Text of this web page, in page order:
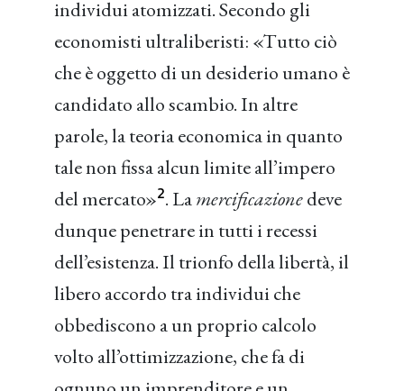
individui atomizzati. Secondo gli
economisti ultraliberisti: «Tutto ciò
che è oggetto di un desiderio umano è
candidato allo scambio. In altre
parole, la teoria economica in quanto
tale non fissa alcun limite all’impero
del mercato»2. Lamercificazionedeve
dunque penetrare in tutti i recessi
dell’esistenza. Il trionfo della libertà, il
libero accordo tra individui che
obbediscono a un proprio calcolo
volto all’ottimizzazione, che fa di